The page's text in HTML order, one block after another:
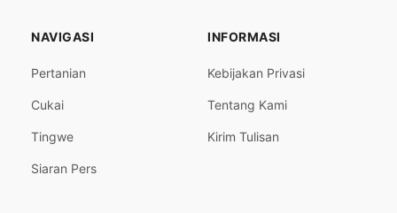
NAVIGASI
Pertanian
Cukai
Tingwe
Siaran Pers
INFORMASI
Kebijakan Privasi
Tentang Kami
Kirim Tulisan